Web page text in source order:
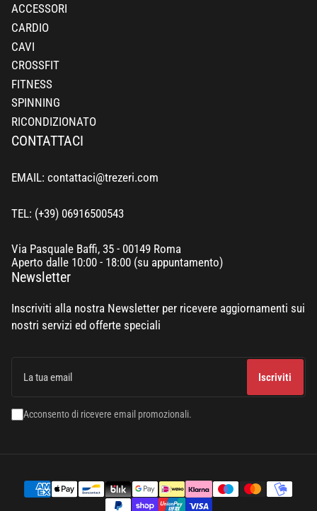
ACCESSORI
CARDIO
CAVI
CROSSFIT
FITNESS
SPINNING
RICONDIZIONATO
CONTATTACI
EMAIL: contattaci@trezeri.com
TEL: (+39) 06916500543
Via Pasquale Baffi, 35 - 00149 Roma
Aperto dalle 10:00 - 18:00 (su appuntamento)
Newsletter
Inscriviti alla nostra Newsletter per ricevere aggiornamenti sui
nostri servizi ed offerte speciali
Iscriviti
Acconsento di ricevere email promozionali.
Modalità
di
pagamento